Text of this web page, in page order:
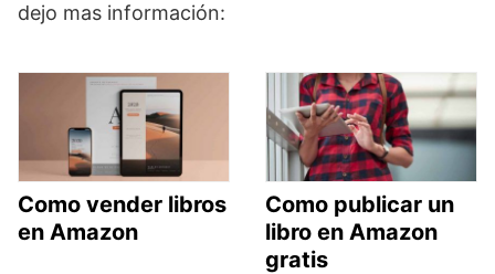
dejo mas información:
Como vender libros
en Amazon
Como publicar un
libro en Amazon
gratis